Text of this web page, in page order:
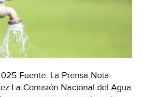
Fuente: La Prensa Nota
La Comisión Nacional del Agua